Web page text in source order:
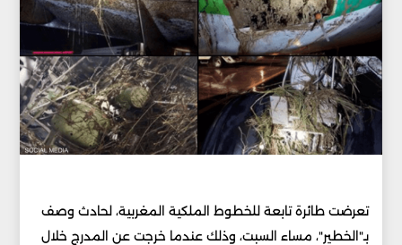
تعرضت طائرة تابعة للخطوط الملكية المغربية، لحادث وصف
بـ"الخطير"، مساء السبت، وذلك عندما خرجت عن المدرج خلال